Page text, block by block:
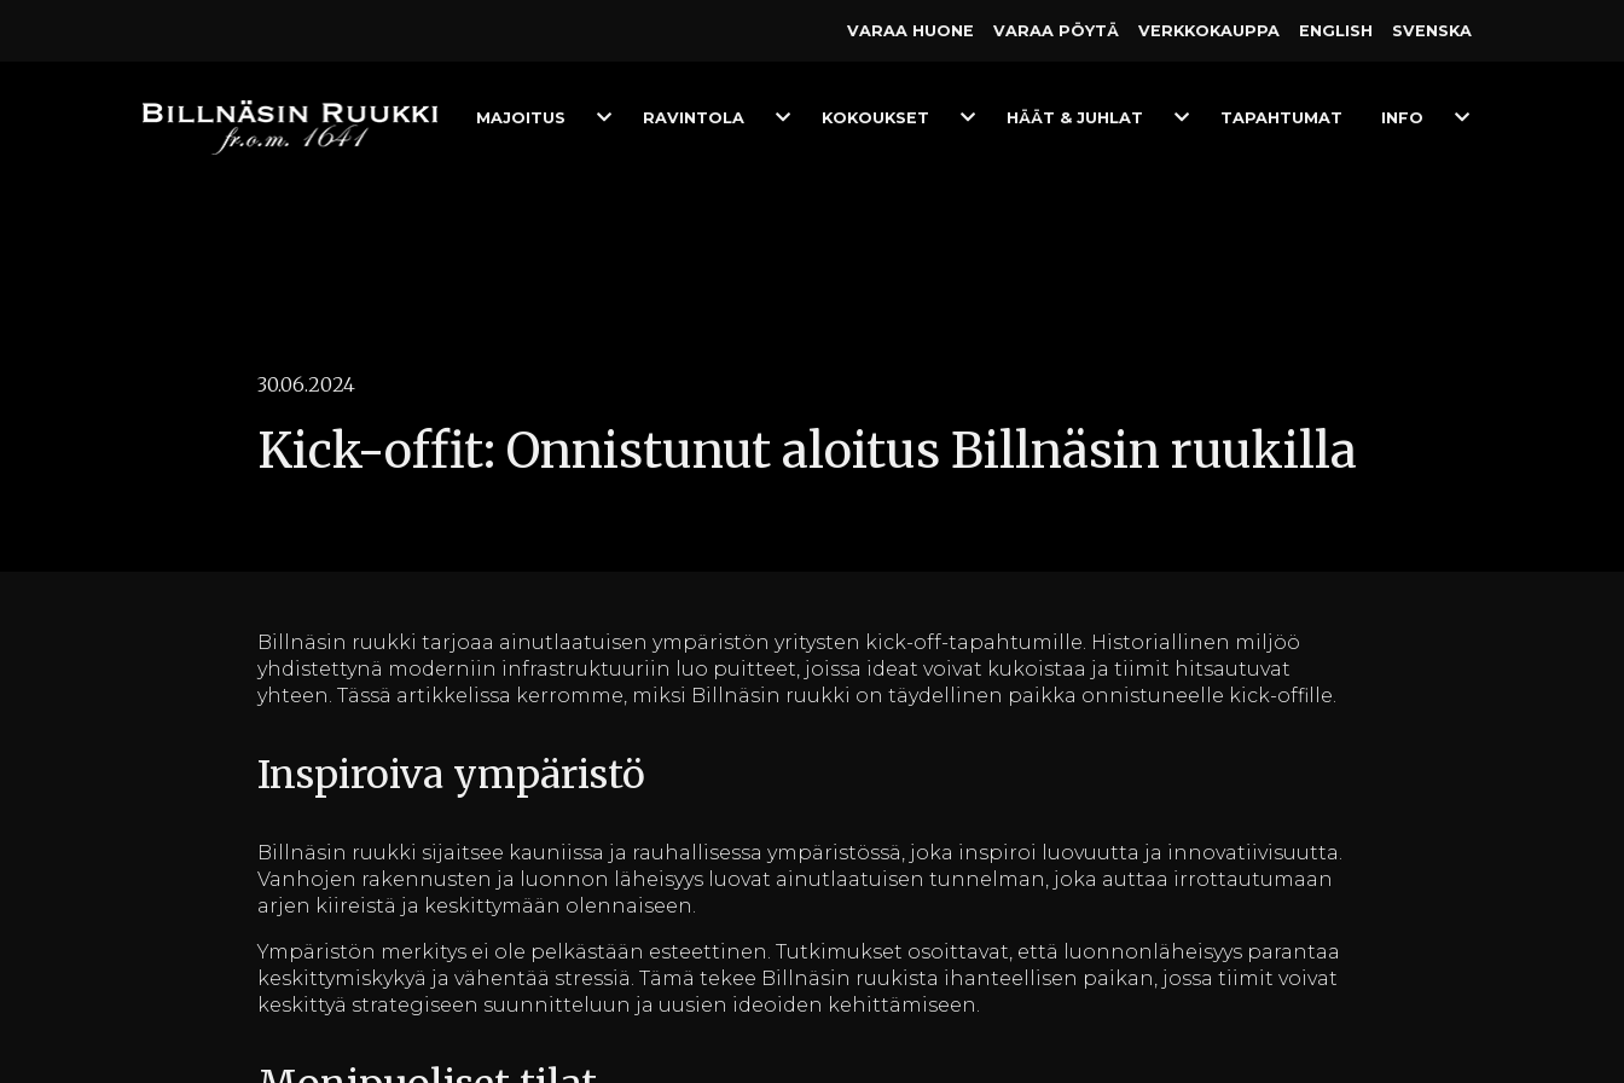
VARAA HUONE VARAA PÖYTÄ VERKKO­KAUPPA ENGLISH SVENSKA
MAJOITUS
ToggleRAVINTOLA
ToggleKOKOUKSET
ToggleHÄÄT & JUHLAT
ToggleTAPAHTUMAT INFO
Toggle
30.06.2024
Kick-offit: Onnistunut aloitus Billnäsin ruukilla
Billnäsin ruukki tarjoaa ainutlaatuisen ympäristön yritysten kick-off-tapahtumille. Historiallinen miljöö
yhdistettynä moderniin infrastruktuuriin luo puitteet, joissa ideat voivat kukoistaa ja tiimit hitsautuvat
yhteen. Tässä artikkelissa kerromme, miksi Billnäsin ruukki on täydellinen paikka onnistuneelle kick-offille.
Inspiroiva ympäristö
Billnäsin ruukki sijaitsee kauniissa ja rauhallisessa ympäristössä, joka inspiroi luovuutta ja innovatiivisuutta.
Vanhojen rakennusten ja luonnon läheisyys luovat ainutlaatuisen tunnelman, joka auttaa irrottautumaan
arjen kiireistä ja keskittymään olennaiseen.
Ympäristön merkitys ei ole pelkästään esteettinen. Tutkimukset osoittavat, että luonnonläheisyys parantaa
keskittymiskykyä ja vähentää stressiä. Tämä tekee Billnäsin ruukista ihanteellisen paikan, jossa tiimit voivat
keskittyä strategiseen suunnitteluun ja uusien ideoiden kehittämiseen.